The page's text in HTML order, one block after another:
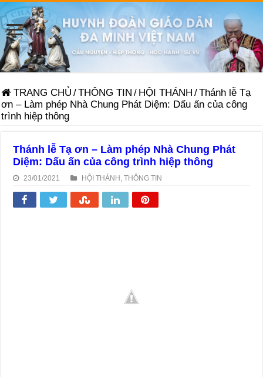
TRANG CHỦ /THÔNG TIN / HỘI THÁNH /Thánh lễ Tạ
ơn – Làm phép Nhà Chung Phát Diệm: Dấu ấn của công
trình hiệp thông
Thánh lễ Tạ ơn – Làm phép Nhà Chung Phát
Diệm: Dấu ấn của công trình hiệp thông
23/01/2021 HỘI THÁNH ,THÔNG TIN